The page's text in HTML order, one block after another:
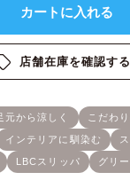
店舗在庫を確認する